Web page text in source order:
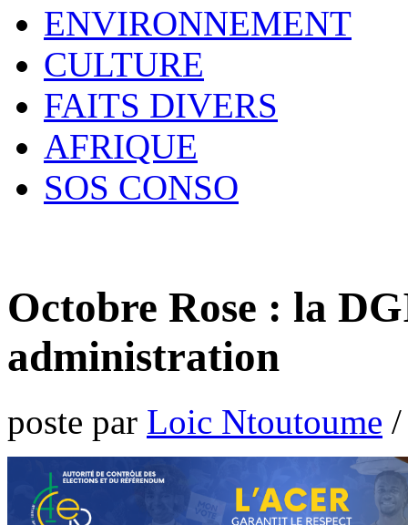
ENVIRONNEMENT
CULTURE
FAITS DIVERS
AFRIQUE
SOS CONSO
Octobre Rose : la
administration
poste par Loic Ntoutoume